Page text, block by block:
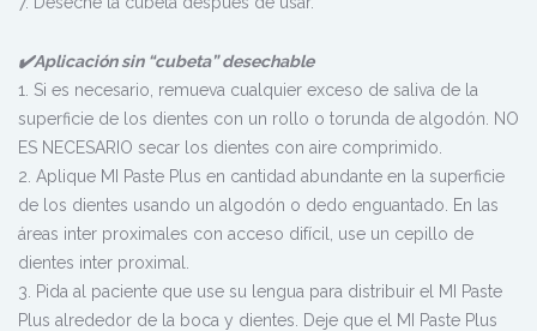
✔️Aplicación sin “cubeta” desechable
1. Si es necesario, remueva cualquier exceso de saliva de la
superficie de los dientes con un rollo o torunda de algodón. NO
ES NECESARIO secar los dientes con aire comprimido.
2. Aplique MI Paste Plus en cantidad abundante en la superficie
de los dientes usando un algodón o dedo enguantado. En las
áreas inter proximales con acceso difícil, use un cepillo de
dientes inter proximal.
3. Pida al paciente que use su lengua para distribuir el MI Paste
Plus alrededor de la boca y dientes. Deje que el MI Paste Plus